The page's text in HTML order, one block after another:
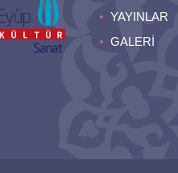
YAYINLAR
GALERİ